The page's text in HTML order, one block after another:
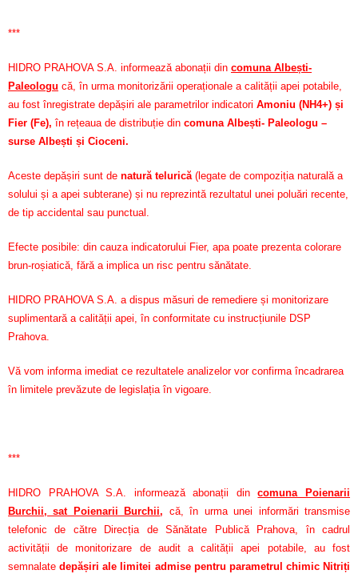
***
HIDRO PRAHOVA S.A. informează abonații din comuna Albești-
Paleologu că, în urma monitorizării operaționale a calității apei potabile,
au fost înregistrate depășiri ale parametrilor indicatori Amoniu (NH4+) și
Fier (Fe), în rețeaua de distribuție din comuna Albești- Paleologu –
surse Albești și Cioceni.
Aceste depășiri sunt de natură telurică(legate de compoziția naturală a
solului și a apei subterane) și nu reprezintă rezultatul unei poluări recente,
de tip accidental sau punctual.
Efecte posibile: din cauza indicatorului Fier, apa poate prezenta colorare
brun-roșiatică, fără a implica un risc pentru sănătate.
HIDRO PRAHOVA S.A. a dispus măsuri de remediere și monitorizare
suplimentară a calității apei, în conformitate cu instrucțiunile DSP
Prahova.
Vă vom informa imediat ce rezultatele analizelor vor confirma încadrarea
în limitele prevăzute de legislația în vigoare.
***
HIDRO PRAHOVA S.A. informează abonații dincomuna Poienarii
Burchii, sat Poienarii Burchii, că, în urma unei informări transmise
telefonic de către Direcția de Sănătate Publică Prahova, în cadrul
activității de monitorizare de audit a calității apei potabile, au fost
semnalatedepășiri ale limitei admise pentru parametrul chimic Nitriți